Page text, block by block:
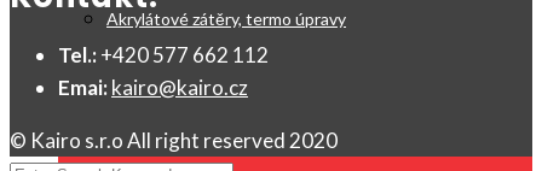
Akrylátové zátěry, termo úpravy
Tel.: +420 577 662 112
Emai: kairo@kairo.cz
© Kairo s.r.o All right reserved 2020